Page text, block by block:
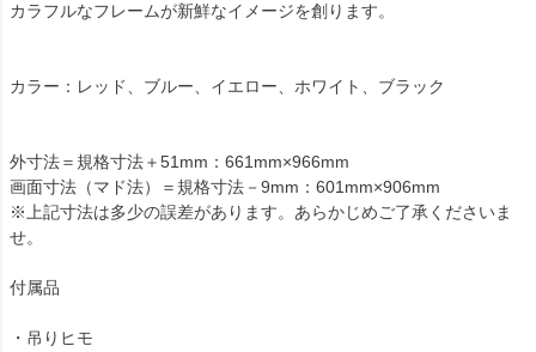
カラフルなフレームが新鮮なイメージを創ります。
カラー：レッド、ブルー、イエロー、ホワイト、ブラック
外寸法＝規格寸法＋51mm：661mm×966mm
画面寸法（マド法）＝規格寸法－9mm：601mm×906mm
※上記寸法は多少の誤差があります。あらかじめご了承くださいま
せ。
付属品
・吊りヒモ